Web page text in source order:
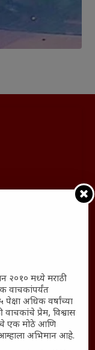
मिळवा प्राथमिक
२०१० मध्ये मराठी
वाचकांपर्यंत
अधिक वर्षांच्या
वाचकांचे प्रेम, विश्वास
एक मोठे आणि
आम्हाला अभिमान आहे.